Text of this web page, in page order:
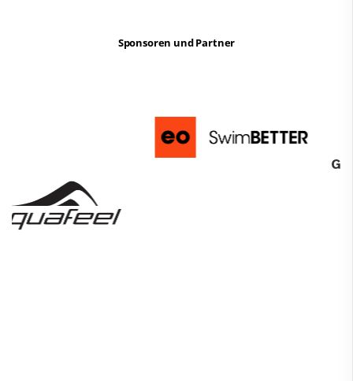
Sponsoren und Partner